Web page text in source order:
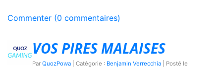
Commenter (0 commentaires)
VOS PIRES MALAISES
Par QuozPowa | Catégorie : Benjamin Verrecchia | Posté le